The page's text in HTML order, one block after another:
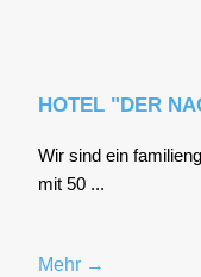
HOTEL "DER
Wir sind ein
mit 50 ...
Mehr →